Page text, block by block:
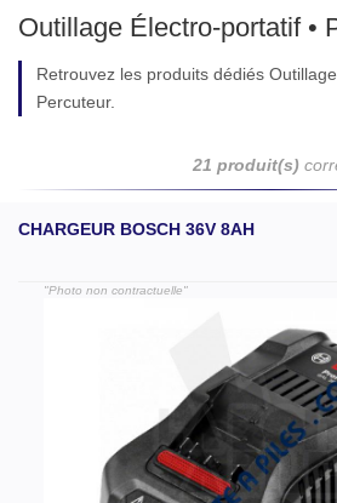
Outillage Électro-portatif •
Retrouvez les produits dédiés
Percuteur.
21 produit(s)
CHARGEUR BOSCH 36V 8AH
"Photo non contractuelle"